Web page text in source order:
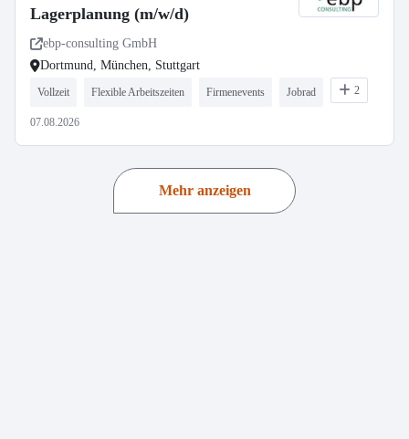
Lagerplanung (m/w/d)
ebp-consulting GmbH
Dortmund, München, Stuttgart
Vollzeit Flexible Arbeitszeiten Firmenevents Jobrad 2
07.08.2026
Mehr anzeigen